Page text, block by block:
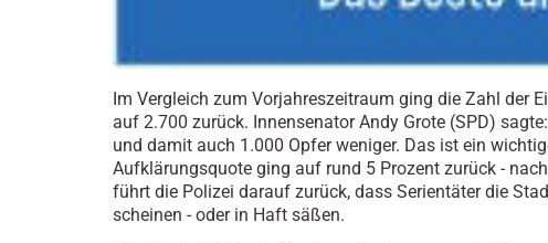
Im Vergleich zum Vorjahreszeitraum ging die Zahl der
auf 2.700 zurück. Innensenator Andy Grote (SPD)
und damit auch 1.000 Opfer weniger. Das ist ein
Aufklärungsquote ging auf rund 5 Prozent zurück -
führt die Polizei darauf zurück, dass Serientäter die
scheinen - oder in Haft säßen.